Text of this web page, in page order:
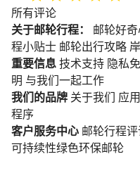
所有评论
关于邮轮行程：
邮轮好
程小贴士 邮轮出行攻略
重要信息 技术支持 隐私
明 与我们一起工作
我们的品牌 关于我们 应
程序
客户服务中心 邮轮行程
可持续性绿色环保邮轮